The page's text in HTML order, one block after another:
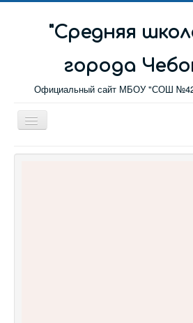
"Cредняя
города
Официальный сайт МБОУ "СОШ
Toggle
Navigation
Главная